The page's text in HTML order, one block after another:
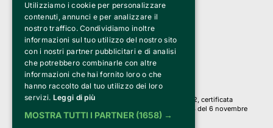
Clappit è un marchio di proprietà di:
Bemils Srl
a Socio Unico
Via Fosse Ardeatine, 4 -20092 Cinisello Balsamo (MI)
PI 05589050961
Iscr. C.C.I.A.A. Milano R.E.A. 1833471
© 2010-2025 Bemils Srl - Tutti i diritti riservati
Credits:
Clappit è basato sulla piattaforma di biglietteria Belive 6.2, certificata
dall’Agenzia delle Entrate con protocollo n. 2025/445474 del 6 novembre
2025.
Utilizziamo i cookie per personalizzare
contenuti, annunci e per analizzare il
nostro traffico. Condividiamo inoltre
informazioni sul tuo utilizzo del nostro sito
con i nostri partner pubblicitari e di analisi
che potrebbero combinarle con altre
informazioni che hai fornito loro o che
hanno raccolto dal tuo utilizzo dei loro
servizi. Leggi di più
MOSTRA TUTTI I PARTNER (1658) →